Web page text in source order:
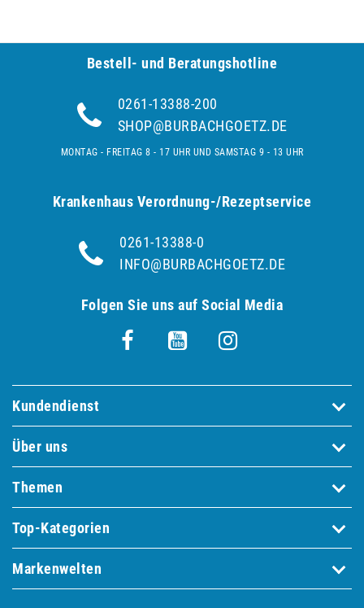
Bestell- und Be­ra­tungs­hot­line
0261-13388-200
SHOP@BURBACHGOETZ.DE
MONTAG - FREITAG 8 - 17 UHR UND SAMSTAG 9 - 13 UHR
Krankenhaus Verordnung-/Rezeptservice
0261-13388-0
INFO@BURBACHGOETZ.DE
Folgen Sie uns auf Social Media
Kundendienst
Über uns
Themen
Top-Kategorien
Markenwelten